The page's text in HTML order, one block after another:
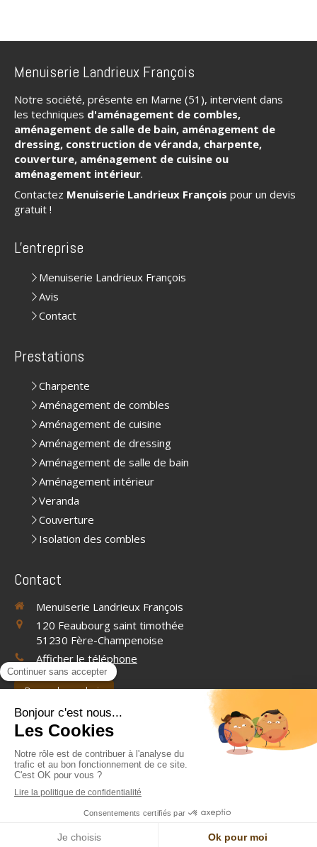
Menuiserie Landrieux François
Notre société, présente en Marne (51), intervient dans
les techniques d'aménagement de combles,
aménagement de salle de bain, aménagement de
dressing, construction de véranda, charpente,
couverture, aménagement de cuisine ou
aménagement intérieur.
Contactez Menuiserie Landrieux François pour un devis
gratuit !
L'entreprise
Menuiserie Landrieux François
Avis
Contact
Prestations
Charpente
Aménagement de combles
Aménagement de cuisine
Aménagement de dressing
Aménagement de salle de bain
Aménagement intérieur
Veranda
Couverture
Isolation des combles
Contact
Menuiserie Landrieux François
120 Feaubourg saint timothée
51230 Fère-Champenoise
Afficher le téléphone
Demander un devis
©2019 Menuiserie Landrieux François - Menuiserie
Création et référencement du site par Simplébo
Ce site a été proposé par la